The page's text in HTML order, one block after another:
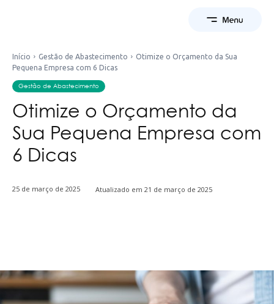
Início Gestão de Abastecimento
Otimize o Orçamento da Sua
Pequena Empresa com 6 Dicas
Gestão de Abastecimento
Otimize o Orçamento da
Sua Pequena Empresa com
6 Dicas
25 de março de 2025 Atualizado em 21 de março de 2025